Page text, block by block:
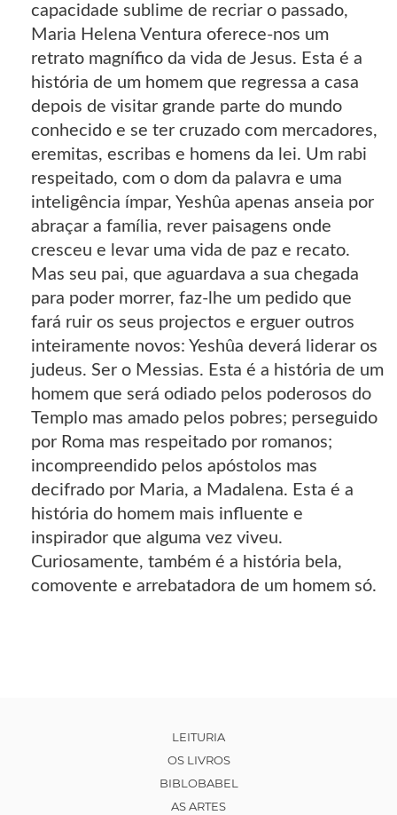
capacidade sublime de recriar o passado,
Maria Helena Ventura oferece-nos um
retrato magnífico da vida de Jesus. Esta é a
história de um homem que regressa a casa
depois de visitar grande parte do mundo
conhecido e se ter cruzado com mercadores,
eremitas, escribas e homens da lei. Um rabi
respeitado, com o dom da palavra e uma
inteligência ímpar, Yeshûa apenas anseia por
abraçar a família, rever paisagens onde
cresceu e levar uma vida de paz e recato.
Mas seu pai, que aguardava a sua chegada
para poder morrer, faz-lhe um pedido que
fará ruir os seus projectos e erguer outros
inteiramente novos: Yeshûa deverá liderar os
judeus. Ser o Messias. Esta é a história de um
homem que será odiado pelos poderosos do
Templo mas amado pelos pobres; perseguido
por Roma mas respeitado por romanos;
incompreendido pelos apóstolos mas
decifrado por Maria, a Madalena. Esta é a
história do homem mais influente e
inspirador que alguma vez viveu.
Curiosamente, também é a história bela,
comovente e arrebatadora de um homem só.
LEITURIA
OS LIVROS
BIBLOBABEL
AS ARTES